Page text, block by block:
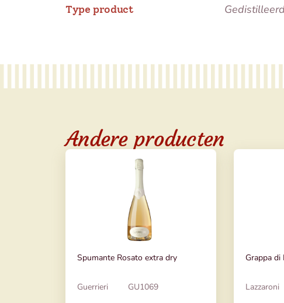
Type product
Andere producten
Spumante Rosato extra dry
Guerrieri GU1069
Grappa di
Lazzaroni